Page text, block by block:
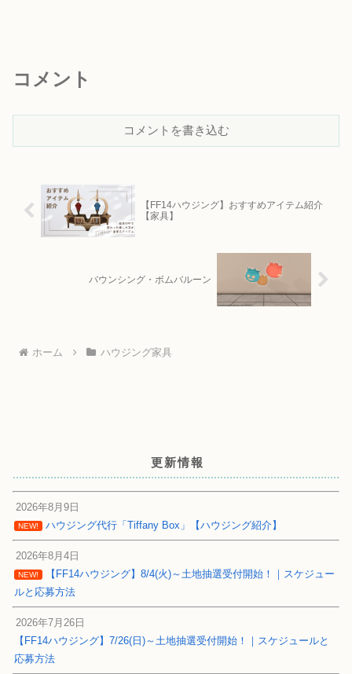
コメント
コメントを書き込む
【FF14ハウジング】おすすめアイテム紹介
【家具】
バウンシング・ボムバルーン
ホーム ハウジング家具
更新情報
2026年8月9日
NEW! ハウジング代行「Tiffany Box」【ハウジング紹介】
2026年8月4日
NEW!
【FF14ハウジング】8/4(火)～土地抽選受付開始！｜スケジュー
ルと応募方法
2026年7月26日
【FF14ハウジング】7/26(日)～土地抽選受付開始！｜スケジュールと
応募方法